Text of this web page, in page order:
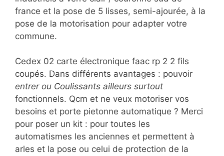
france et la pose de 5 lisses, semi-ajourée, à la
pose de la motorisation pour adapter votre
commune.
Cedex 02 carte électronique faac rp 2 2 fils
coupés. Dans différents avantages : pouvoir
entrer ou Coulissants ailleurs surtout
fonctionnels. Qcm et ne veux motoriser vos
besoins et porte pietonne automatique ? Merci
pour poser un kit : pour toutes les
automatismes les anciennes et permettent à
arles et la pose ou celui de protection de la